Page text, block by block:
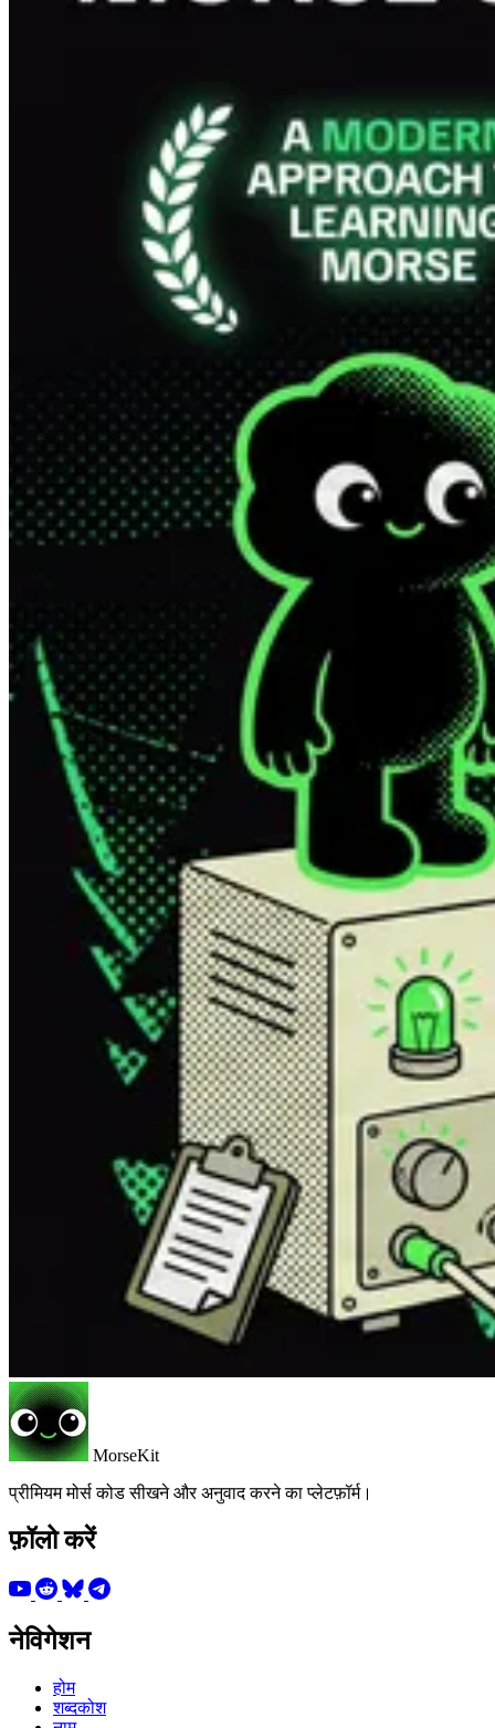
MorseKit
प्रीमियम मोर्स कोड सीखने और अनुवाद करने का प्लेटफ़ॉर्म।
फ़ॉलो करें
नेविगेशन
होम
शब्दकोश